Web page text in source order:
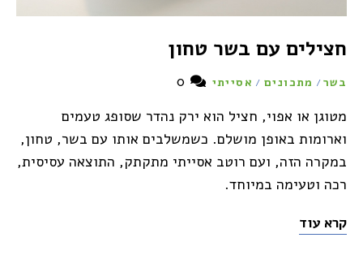
חצילים עם בשר טחון
בשר / מתכונים / אסייתי
מטוגן או אפוי, חציל הוא ירק נהדר שסופג טעמים
וארומות באופן מושלם. כשמשלבים אותו עם בשר, טחון,
במקרה הזה, ועם רוטב אסייתי מתקתק, התוצאה עסיסית,
רכה וטעימה במיוחד.
קרא עוד